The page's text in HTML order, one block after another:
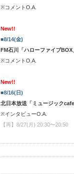
※コメントO.A.
New!!
■8/14(金)
FM石川「ハローファイブBOX
※コメントO.A.
New!!
■8/16(日)
北日本放送「ミュージックcafe
※インタビューO.A.
【再】8/27(月) 20:30〜20:50